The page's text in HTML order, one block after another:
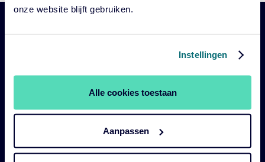
onze website blijft gebruiken.
Instellingen
Alle cookies toestaan
Aanpassen
Duurzaam
Strategieën